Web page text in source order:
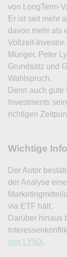
von LongTerm-
Er ist seit mehr
davon mehr als
Vollzeit-
Munger, Peter
Grundsatz und
Wahlspruch.
Denn auch
Investments
richtigen